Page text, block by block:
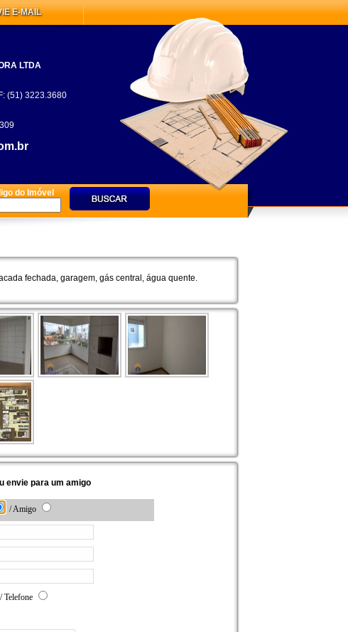
E-MAIL
LTDA
(51) 3223.3680
do Imóvel
fechada, garagem, gás central, água quente.
envie para um amigo
/ Amigo
/ Telefone